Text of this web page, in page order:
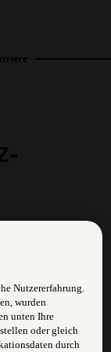
Nutzererfahrung.
wurden
unten Ihre
oder gleich
durch